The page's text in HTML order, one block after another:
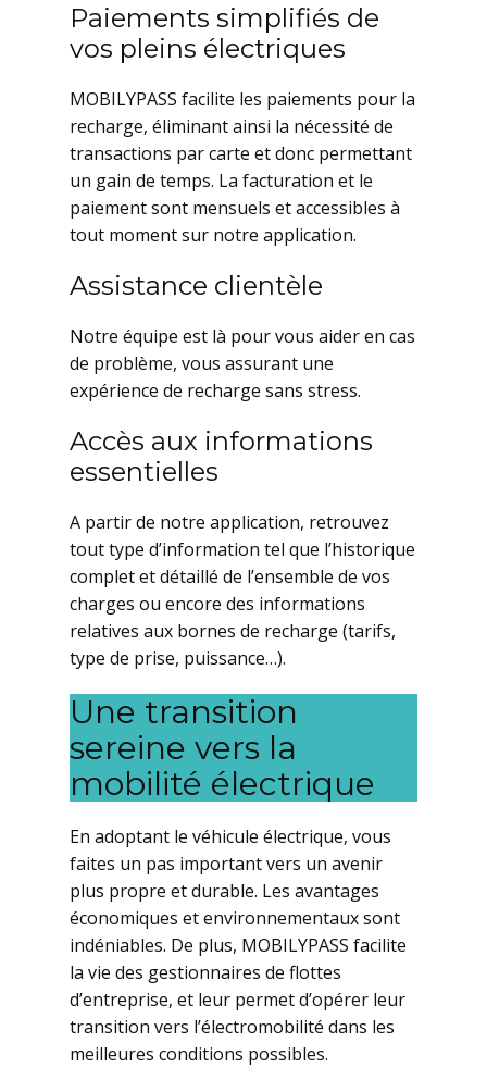
Paiements simplifiés de
vos pleins électriques
MOBILYPASS facilite les paiements pour la
recharge, éliminant ainsi la nécessité de
transactions par carte et donc permettant
un gain de temps. La facturation et le
paiement sont mensuels et accessibles à
tout moment sur notre application.
Assistance clientèle
Notre équipe est là pour vous aider en cas
de problème, vous assurant une
expérience de recharge sans stress.
Accès aux informations
essentielles
A partir de notre application, retrouvez
tout type d’information tel que l’historique
complet et détaillé de l’ensemble de vos
charges ou encore des informations
relatives aux bornes de recharge (tarifs,
type de prise, puissance…).
Une transition
sereine vers la
mobilité électrique
En adoptant le véhicule électrique, vous
faites un pas important vers un avenir
plus propre et durable. Les avantages
économiques et environnementaux sont
indéniables. De plus, MOBILYPASS facilite
la vie des gestionnaires de flottes
d’entreprise, et leur permet d’opérer leur
transition vers l’électromobilité dans les
meilleures conditions possibles.